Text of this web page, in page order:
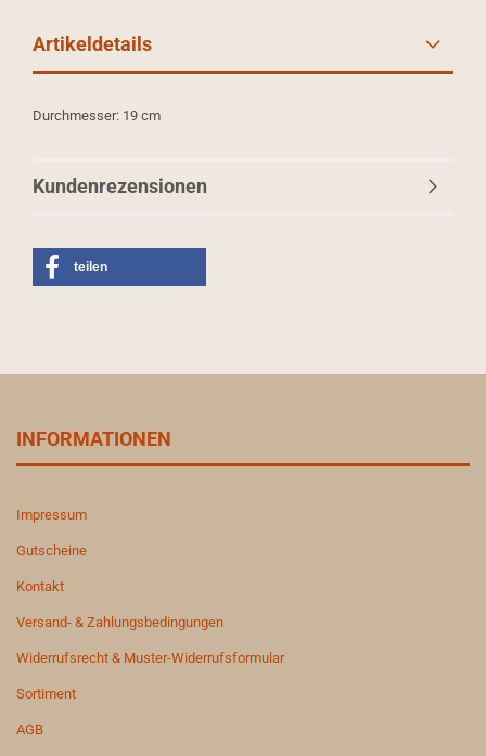
Artikeldetails
Durchmesser: 19 cm
Kundenrezensionen
teilen
INFORMATIONEN
Impressum
Gutscheine
Kontakt
Versand- & Zahlungsbedingungen
Widerrufsrecht & Muster-Widerrufsformular
Sortiment
AGB